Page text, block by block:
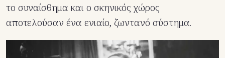
το συναίσθημα και ο σκηνικός χώρος
αποτελούσαν ένα ενιαίο, ζωντανό σύστημα.